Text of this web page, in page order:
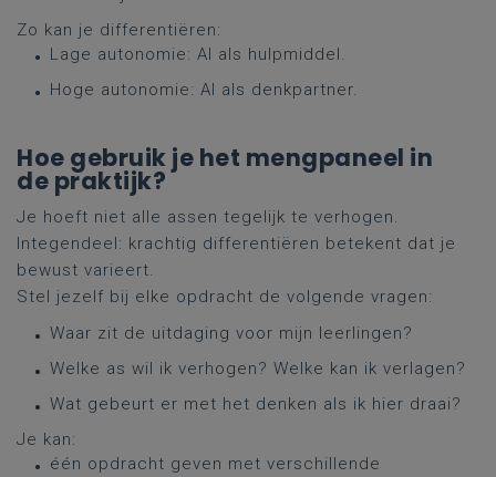
Zo kan je differentiëren:
Lage autonomie: AI als hulpmiddel.
Hoge autonomie: AI als denkpartner.
Hoe gebruik je het mengpaneel in
de praktijk?
Je hoeft niet alle assen tegelijk te verhogen.
Integendeel: krachtig differentiëren betekent dat je
bewust varieert.
Stel jezelf bij elke opdracht de volgende vragen:
Waar zit de uitdaging voor mijn leerlingen?
Welke as wil ik verhogen? Welke kan ik verlagen?
Wat gebeurt er met het denken als ik hier draai?
Je kan:
één opdracht geven met verschillende